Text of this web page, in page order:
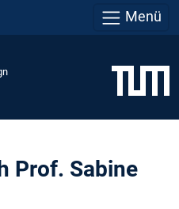
Menü
Prof. Sabine